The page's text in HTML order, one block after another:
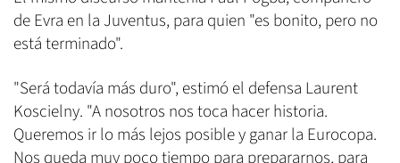
de Evra en la Juventus, para quien "es bonito, pero no
está terminado".
"Será todavía más duro", estimó el defensa Laurent
Koscielny. "A nosotros nos toca hacer historia.
Queremos ir lo más lejos posible y ganar la Eurocopa.
Nos queda muy poco tiempo para prepararnos, para